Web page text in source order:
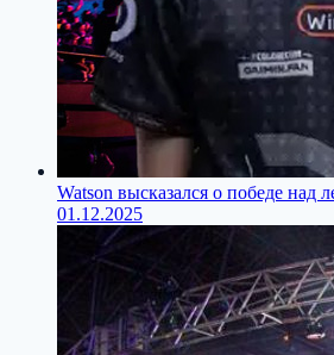
Watson высказался о победе над
01.12.2025